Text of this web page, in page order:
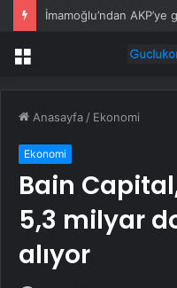
İmamoğlu’ndan
Menü
Anasayfa / Ekonomi
Ekonomi
Bain
5,3 milyar
alıyor